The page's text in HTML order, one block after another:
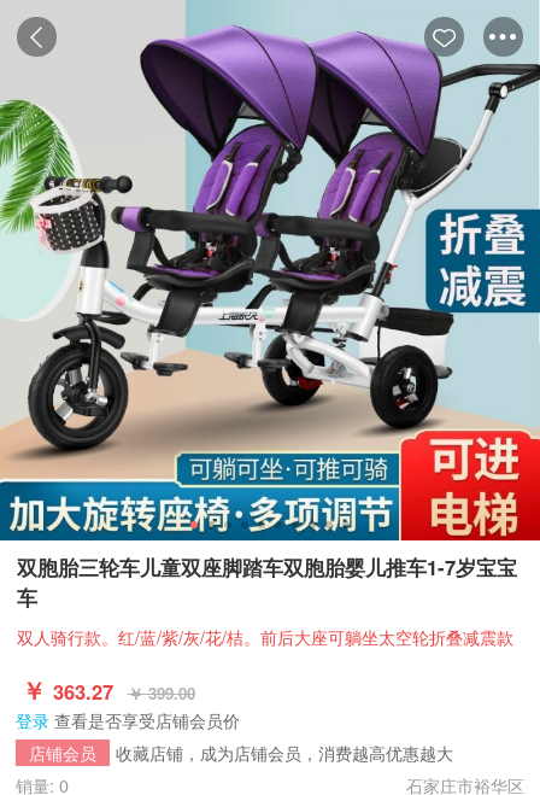
双胞胎三轮车儿童双座脚踏车双胞胎婴儿推车1-7岁宝宝
车
双人骑行款。红/蓝/紫/灰/花/桔。前后大座可躺坐太空轮折叠减震款
￥ 363.27 ￥ 399.00
登录 查看是否享受店铺会员价
店铺会员
收藏店铺，成为店铺会员，消费越高优惠越大
销量: 0
石家庄市裕华区